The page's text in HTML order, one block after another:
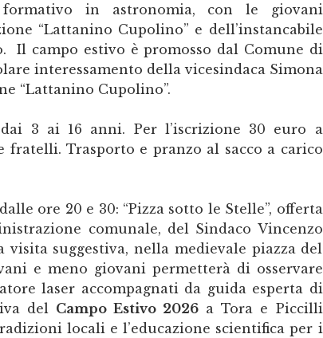
in astronomia, con le giovani
“Lattanino Cupolino” e dell’instancabile
Il campo estivo è promosso dal Comune di
interessamento della vicesindaca Simona
“Lattanino Cupolino”.
3 ai 16 anni. Per l’iscrizione 30 euro a
fratelli. Trasporto e pranzo al sacco a carico
ore 20 e 30: “Pizza sotto le Stelle”, offerta
comunale, del Sindaco Vincenzo
visita suggestiva, nella medievale piazza del
e meno giovani permetterà di osservare
laser accompagnati da guida esperta di
del Campo Estivo 2026 a Tora e Piccilli
locali e l’educazione scientifica per i